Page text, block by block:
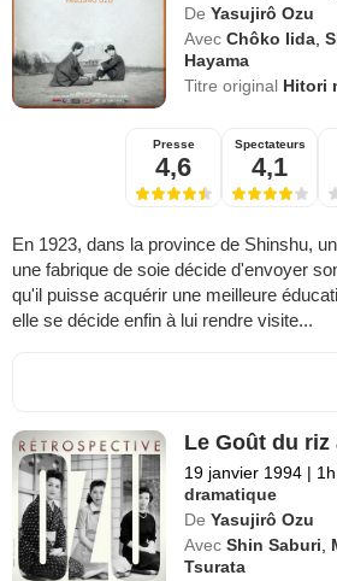
De Yasujirô Ozu
Avec Chôko Iida,
Hayama
Titre original Hitori
Presse
4,6
Spectateurs
4,1
En 1923, dans la province de Shinshu,
une fabrique de soie décide d'envoyer
qu'il puisse acquérir une meilleure
elle se décide enfin à lui rendre visite...
Le Goût du riz
19 janvier 1994 |
dramatique
De Yasujirô Ozu
Avec Shin Saburi
Tsurata